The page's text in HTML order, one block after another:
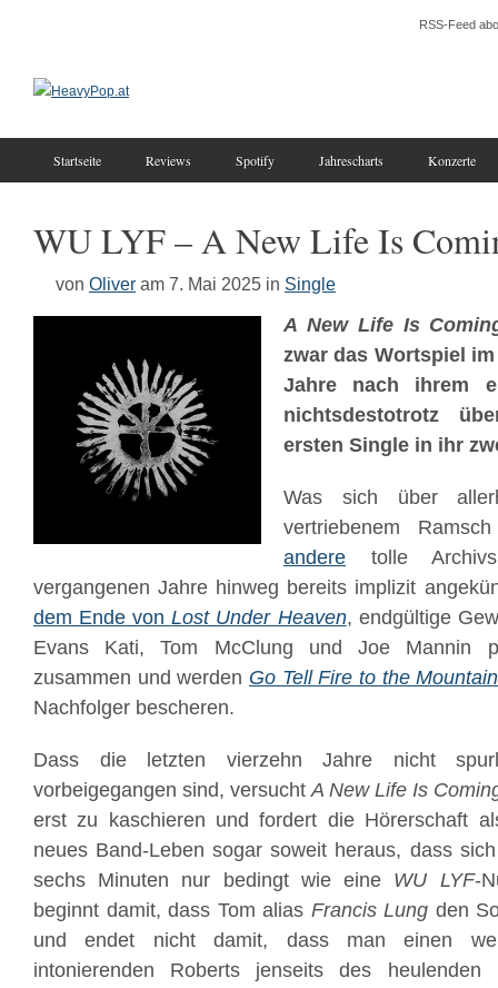
RSS-Feed
Startseite Reviews Spotify Jahrescharts Konzerte
WU LYF – A New Life Is
von Oliver am 7. Mai 2025 in Single
A New Life Is
zwar das Wortspiel
Jahre nach ihrem
nichtsdestotrotz
ersten Single in ihr
Was sich über
vertriebenem
andere tolle
vergangenen Jahre hinweg bereits implizit
dem Ende vonLost Under Heaven, endgültige
Evans Kati, Tom McClung und Joe Mannin
zusammen und werden Go Tell Fire to the Mountain
Nachfolger bescheren.
Dass die letzten vierzehn Jahre nicht
vorbeigegangen sind, versuchtA New Life Is
erst zu kaschieren und fordert die Hörerschaft
neues Band-Leben sogar soweit heraus, dass
sechs Minuten nur bedingt wie eine WU LYF-
beginnt damit, dass Tom alias Francis Lung den
und endet nicht damit, dass man einen
intonierenden Roberts jenseits des heulenden